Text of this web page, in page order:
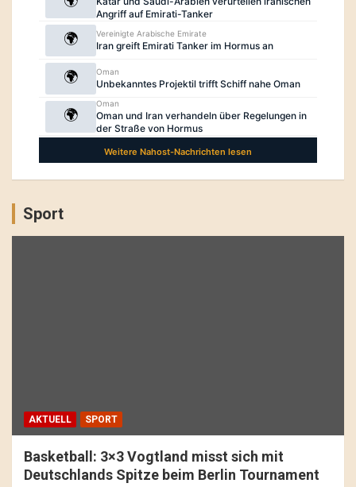
Sport
AKTUELL SPORT
Basketball: 3×3 Vogtland misst sich mit
Deutschlands Spitze beim Berlin Tournament